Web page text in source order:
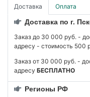
Доставка Оплата
Доставка по г.
Заказ до 30 000 руб. -
адресу - стоимость 500
Заказ от 30 000 руб. -
адресу БЕСПЛАТНО
Регионы РФ